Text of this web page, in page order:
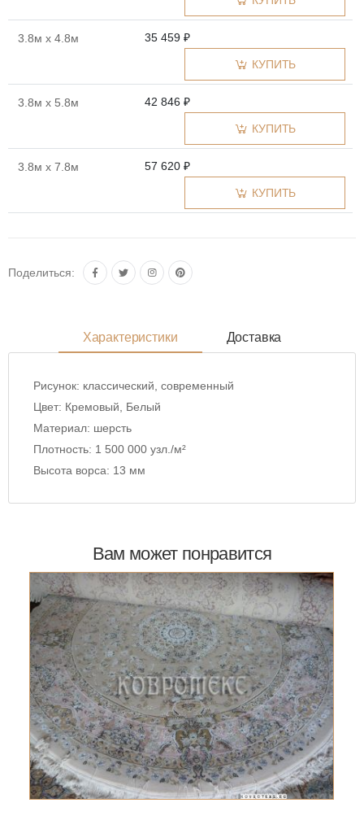
3.8м x 4.8м 35 459 ₽
КУПИТЬ
3.8м x 5.8м 42 846 ₽
КУПИТЬ
3.8м x 7.8м 57 620 ₽
КУПИТЬ
Поделиться:
Характеристики Доставка
Рисунок: классический, современный
Цвет: Кремовый, Белый
Материал: шерсть
Плотность: 1 500 000 узл./м²
Высота ворса: 13 мм
Вам может понравится